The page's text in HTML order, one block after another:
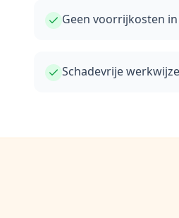
Geen voorrijkosten
Schadevrije